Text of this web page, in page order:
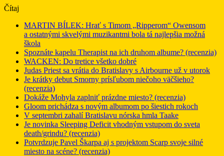
Čítaj
MARTIN BÍLEK: Hrať s Timom „Ripperom“ Owensom
a ostatnými skvelými muzikantmi bola tá najlepšia možná
škola
Spoznáte kapelu Therapist na ich druhom albume? (recenzia)
WACKEN: Do tretice všetko dobré
Judas Priest sa vrátia do Bratislavy s Airbourne už v utorok
Je krátky debut Smorny prísľubom niečoho väčšieho?
(recenzia)
Dokáže Mohyla zaplniť prázdne miesto? (recenzia)
Gloom prichádza s novým albumom po šiestich rokoch
V septembri zahalí Bratislavu nórska hmla Taake
Je novinka Sleeping Deficit vhodným vstupom do sveta
death/grindu? (recenzia)
Potvrdzuje Pavel Škarpa aj s projektom Scarp svoje silné
miesto na scéne? (recenzia)